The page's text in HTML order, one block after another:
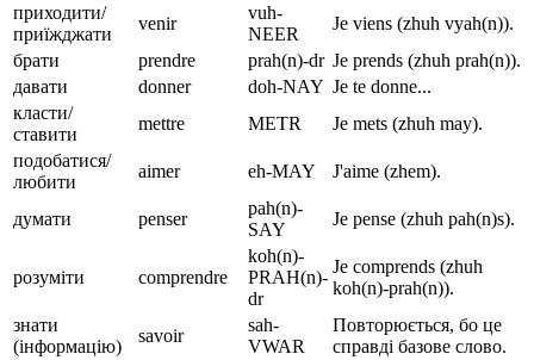
приходити/
приїжджати
venir
vuh-
NEER
Je viens (zhuh vyah(n)).
брати
prendre prah(n)-dr Je prends (zhuh prah(n)).
давати
donner doh-NAY Je te donne...
класти/
ставити
mettre METR
Je mets (zhuh may).
подобатися/
любити
aimer eh-MAY J'aime (zhem).
думати penser
pah(n)-
SAY
Je pense (zhuh pah(n)s).
розуміти comprendre
koh(n)-
PRAH(n)-
dr
Je comprends (zhuh
koh(n)-prah(n)).
знати
(інформацію)
savoir
sah-
VWAR
Повторюється, бо це
справді базове слово.